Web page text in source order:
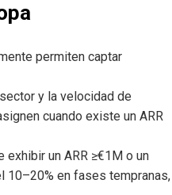
permiten captar
y la velocidad de
cuando existe un ARR
exhibir un ARR ≥€1M o un
10–20% en fases tempranas,